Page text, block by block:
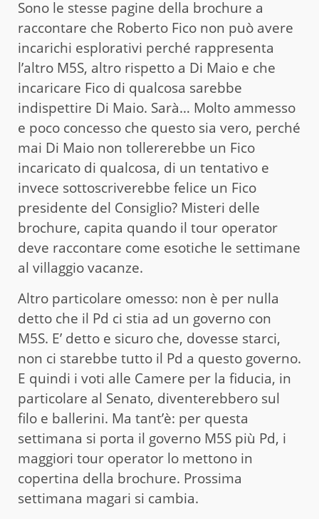
Sono le stesse pagine della brochure a
raccontare che Roberto Fico non può avere
incarichi esplorativi perché rappresenta
l’altro M5S, altro rispetto a Di Maio e che
incaricare Fico di qualcosa sarebbe
indispettire Di Maio. Sarà… Molto ammesso
e poco concesso che questo sia vero, perché
mai Di Maio non tollererebbe un Fico
incaricato di qualcosa, di un tentativo e
invece sottoscriverebbe felice un Fico
presidente del Consiglio? Misteri delle
brochure, capita quando il tour operator
deve raccontare come esotiche le settimane
al villaggio vacanze.
Altro particolare omesso: non è per nulla
detto che il Pd ci stia ad un governo con
M5S. E’ detto e sicuro che, dovesse starci,
non ci starebbe tutto il Pd a questo governo.
E quindi i voti alle Camere per la fiducia, in
particolare al Senato, diventerebbero sul
filo e ballerini. Ma tant’è: per questa
settimana si porta il governo M5S più Pd, i
maggiori tour operator lo mettono in
copertina della brochure. Prossima
settimana magari si cambia.